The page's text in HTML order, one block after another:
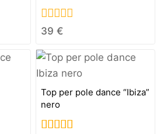
0
of
5
39 €
Top per pole dance “Ibiza”
nero